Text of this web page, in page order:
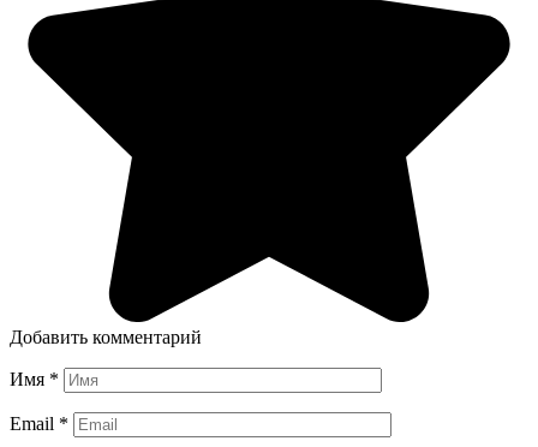
Добавить комментарий
Имя *
Email *